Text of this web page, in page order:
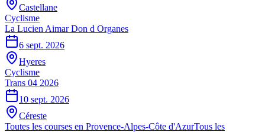
Castellane
Cyclisme
La Lucien Aimar Don d Organes
6 sept. 2026
Hyeres
Cyclisme
Trans 04 2026
10 sept. 2026
Céreste
Toutes les courses en Provence-Alpes-Côte d'AzurTous les